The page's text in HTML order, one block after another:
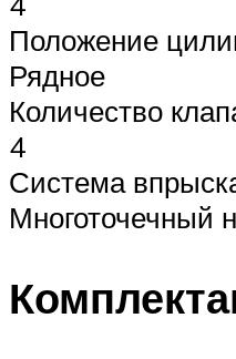
Положение
Рядное
Количество
4
Система
Многоточечный